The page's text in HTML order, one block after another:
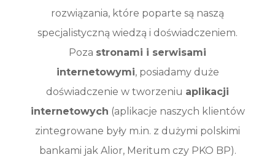
rozwiązania, które poparte są naszą
specjalistyczną wiedzą i doświadczeniem.
Poza stronami i serwisami
internetowymi, posiadamy duże
doświadczenie w tworzeniu aplikacji
internetowych (aplikacje naszych klientów
zintegrowane były m.in. z dużymi polskimi
bankami jak Alior, Meritum czy PKO BP).